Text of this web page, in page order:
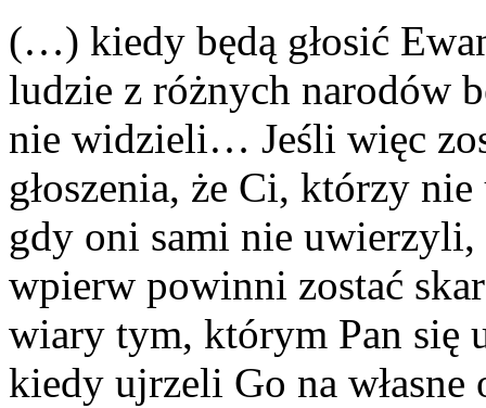
(…) kiedy będą głosić
ludzie z różnych narodów
nie widzieli… Jeśli więc
głoszenia, że Ci, którzy
gdy oni sami nie uwierzyli,
wpierw powinni zostać
wiary tym, którym Pan się
kiedy ujrzeli Go na własne